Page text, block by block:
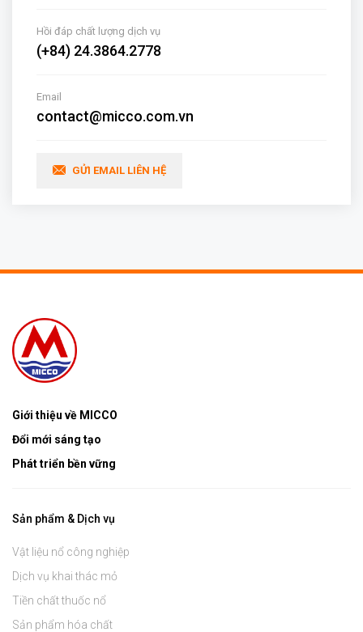
Hồi đáp chất lượng dịch vụ
(+84) 24.3864.2778
Email
contact@micco.com.vn
GỬI EMAIL LIÊN HỆ
Giới thiệu về MICCO
Đổi mới sáng tạo
Phát triển bền vững
Sản phẩm & Dịch vụ
Vật liệu nổ công nghiệp
Dịch vụ khai thác mỏ
Tiền chất thuốc nổ
Sản phẩm hóa chất